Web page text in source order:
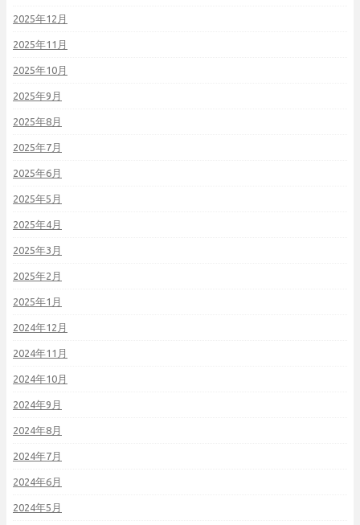
2025年12月
2025年11月
2025年10月
2025年9月
2025年8月
2025年7月
2025年6月
2025年5月
2025年4月
2025年3月
2025年2月
2025年1月
2024年12月
2024年11月
2024年10月
2024年9月
2024年8月
2024年7月
2024年6月
2024年5月